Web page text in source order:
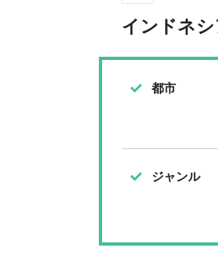
インドネ
都市
ジャンル